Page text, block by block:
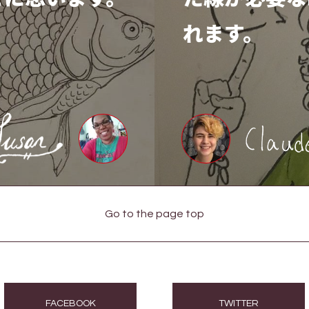
れます。
Go to the page top
FACEBOOK TWITTER